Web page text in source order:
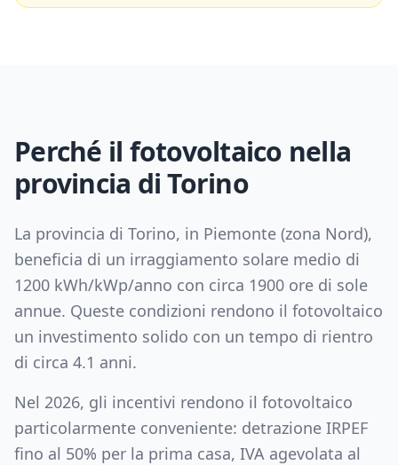
Perché il fotovoltaico nella
provincia diTorino
La provincia di Torino, in Piemonte (zona Nord),
beneficia di un irraggiamento solare medio di
1200 kWh/kWp/anno con circa 1900 ore di sole
annue. Queste condizioni rendono il fotovoltaico
un investimento solido con un tempo di rientro
di circa 4.1 anni.
Nel 2026, gli incentivi rendono il fotovoltaico
particolarmente conveniente: detrazione IRPEF
fino al 50% per la prima casa, IVA agevolata al